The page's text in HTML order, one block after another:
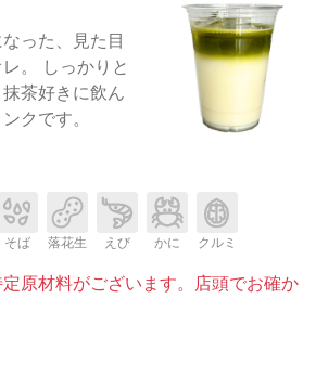
った、見た目
。 しっかりと
茶好きに飲ん
クです。
そば 落花生 えび かに クルミ
原材料がございます。店頭でお確か